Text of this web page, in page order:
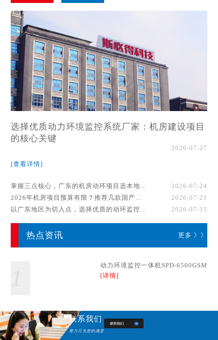
选择优质动力环境监控系统厂家：机房建设项目
的核心关键
2026-07-27
[查看详情]
掌握三点核心，广东的机房动环项目选本地厂家事半功倍！
2026-07-24
2026年机房项目预算有限？推荐几款国产动环监控系统品牌
2026-07-21
以广东地区为切入点，选择优质的动环监控系统厂家
2026-07-15
热点资讯 更多 》》
动力环境监控一体机SPD-6500GSM
[详情]
联系我们
努力只为您的满意